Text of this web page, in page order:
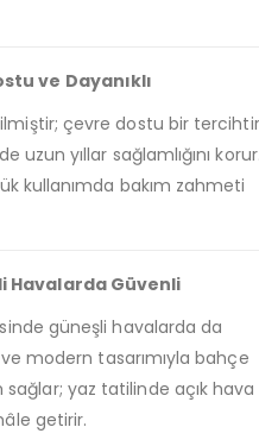
ve Dayanıklı
çevre dostu bir
yıllar sağlamlığını
kullanımda bakım zahmeti
Havalarda Güvenli
güneşli havalarda da
modern tasarımıyla bahçe
yaz tatilinde açık hava
getirir.